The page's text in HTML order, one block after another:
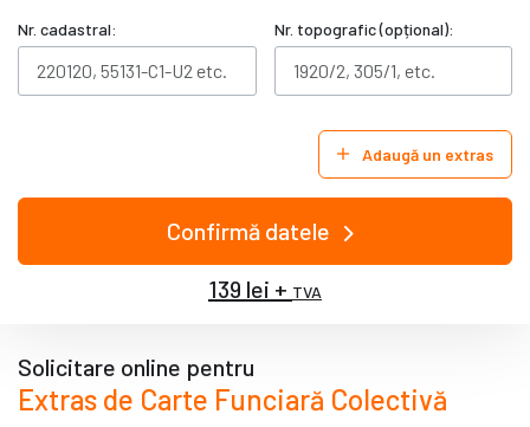
Nr. cadastral: Nr. topografic (opțional):
Adaugă un extras
Confirmă datele
139 lei + TVA
Solicitare online pentru
Extras de Carte Funciară Colectivă